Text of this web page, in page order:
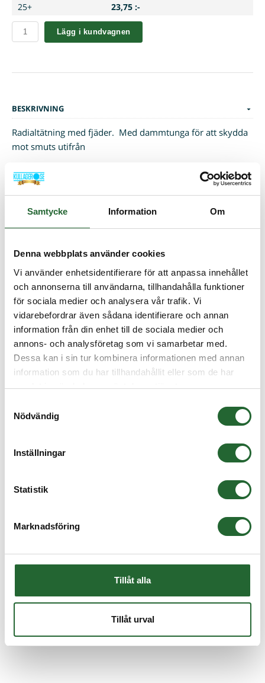
Samtycke Information Om
Denna webbplats använder cookies
Vi använder enhetsidentifierare för att anpassa innehållet
och annonserna till användarna, tillhandahålla funktioner
för sociala medier och analysera vår trafik. Vi
vidarebefordrar även sådana identifierare och annan
information från din enhet till de sociala medier och
annons- och analysföretag som vi samarbetar med.
Dessa kan i sin tur kombinera informationen med annan
information som du har tillhandahållit eller som de har
samlat in när du har använt deras tjänster.
Nödvändig
Inställningar
Statistik
Marknadsföring
Tillåt alla
Tillåt urval
25+
23,75 :-
Lägg i kundvagnen
BESKRIVNING
Radialtätning med fjäder. Med dammtunga för att skydda
mot smuts utifrån
Maxtryck:
Temp område C:
Material:Nitril (NBR)
Kunder som köpt denna produkten har även köpt
Låsring SGH 58
Låsring SGH 58 Fosfaterad spårring i fjäderstål enligt DIN472 Låsring för
I lager
Art nr. SGH58